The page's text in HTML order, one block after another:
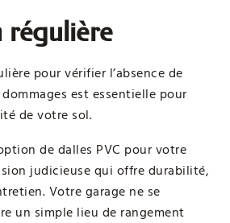
régulière
pour vérifier l’absence de
est essentielle pour
de votre sol.
de dalles PVC pour votre
judicieuse qui offre durabilité,
Votre garage ne se
un simple lieu de rangement